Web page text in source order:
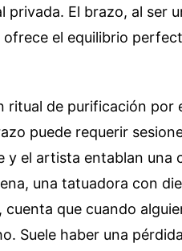
El brazo, al ser
el equilibrio
ritual de purificación por
puede requerir
y el artista entablan una
una tatuadora con
que cuando
Suele haber una